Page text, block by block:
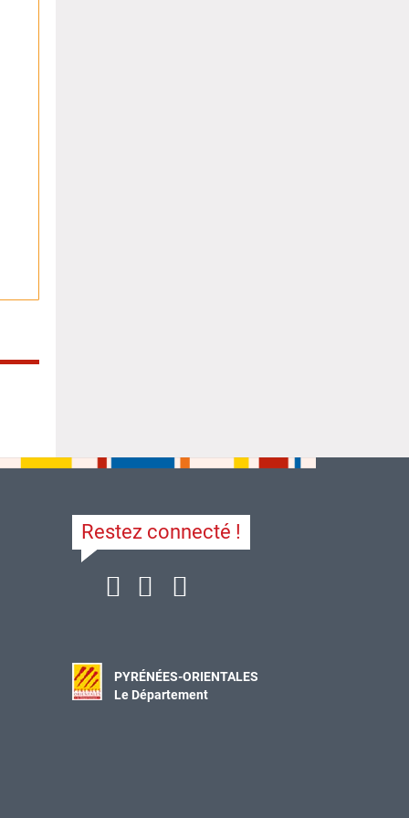
Restez connecté !
PYRÉNÉES-ORIENTALES
Le Département